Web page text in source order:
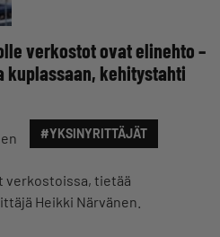
verkostot ovat elinehto –
kuplassaan, kehitystahti
#YKSINYRITTÄJÄT
verkostoissa, tietää
Heikki Närvänen.